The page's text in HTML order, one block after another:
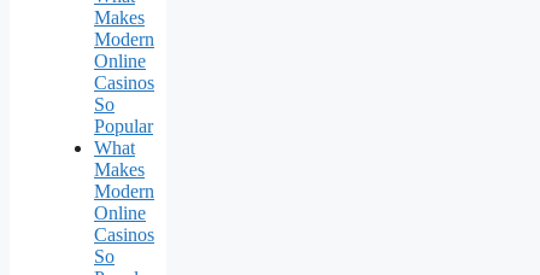
Makes
Modern
Online
Casinos
So
Popular
What
Makes
Modern
Online
Casinos
So